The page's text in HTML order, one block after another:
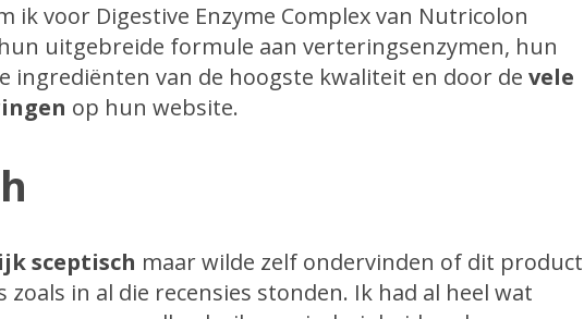
ik voor Digestive Enzyme Complex van Nutricolon
uitgebreide formule aan verteringsenzymen, hun
ingrediënten van de hoogste kwaliteit en door de vele
op hun website.
sceptisch maar wilde zelf ondervinden of dit product
zoals in al die recensies stonden. Ik had al heel wat